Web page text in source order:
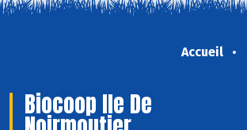
Accueil
Biocoop Ile De